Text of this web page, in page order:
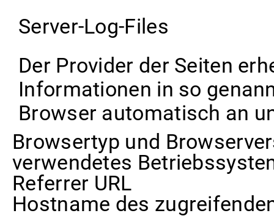
Server-Log-Files
Der Provider der Seiten
Informationen in so
Browser automatisch an
Browsertyp und
verwendetes
Referrer URL
Hostname des